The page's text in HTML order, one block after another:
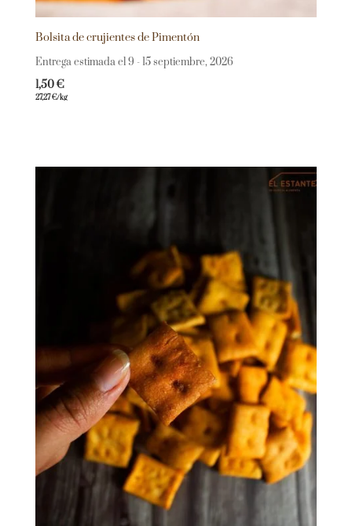
Bolsita de crujientes de Pimentón
Entrega estimada el 9 - 15 septiembre, 2026
1,50€
27,27€/kg